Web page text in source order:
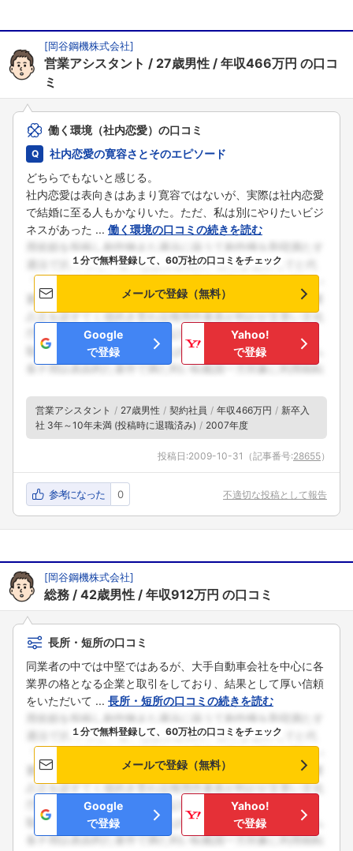
[岡谷鋼機株式会社]
営業アシスタント 27歳男性 年収466万円 の口コ
ミ
働く環境（社内恋愛）の口コミ
社内恋愛の寛容さとそのエピソード
どちらでもないと感じる。
社内恋愛は表向きはあまり寛容ではないが、実際は社内恋愛
で結婚に至る人もかなりいた。ただ、私は別にやりたいビジ
ネスがあった ... 働く環境の口コミの続きを読む
１分で無料登録して、60万社の口コミをチェック
メールで登録（無料）
Google
で登録
Yahoo!
で登録
営業アシスタント 27歳男性 契約社員 年収466万円
新卒入
社 3年～10年未満 (投稿時に退職済み)
2007年度
投稿日:2009-10-31 （記事番号:28655）
参考になった 0 不適切な投稿として報告
[岡谷鋼機株式会社]
総務 42歳男性 年収912万円 の口コミ
長所・短所の口コミ
同業者の中では中堅ではあるが、大手自動車会社を中心に各
業界の格となる企業と取引をしており、結果として厚い信頼
をいただいて ... 長所・短所の口コミの続きを読む
１分で無料登録して、60万社の口コミをチェック
メールで登録（無料）
Google
で登録
Yahoo!
で登録